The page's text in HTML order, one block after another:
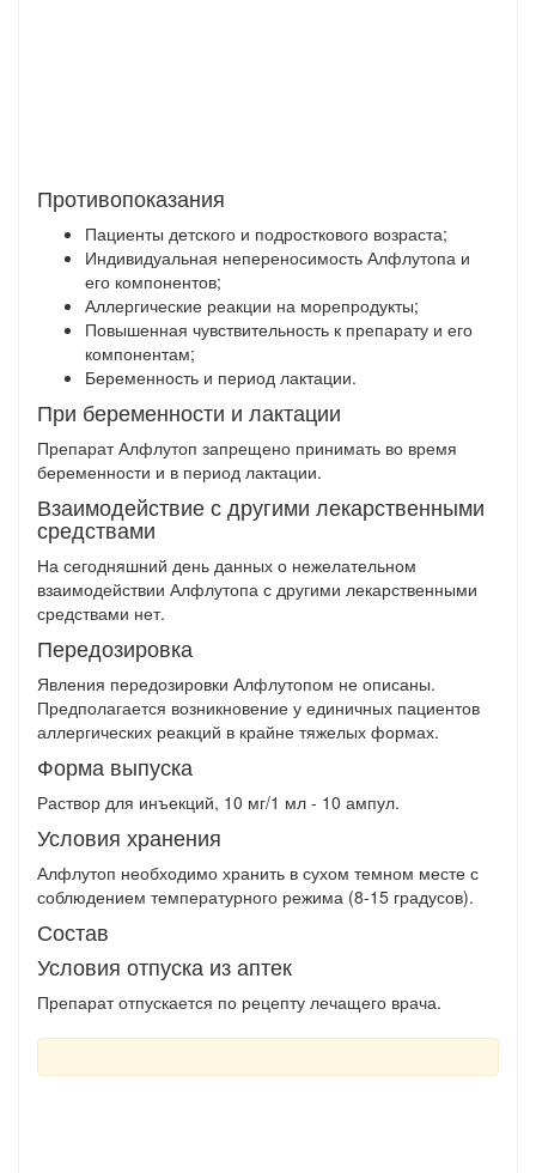
Противопоказания
Пациенты детского и подросткового возраста;
Индивидуальная непереносимость Алфлутопа и
его компонентов;
Аллергические реакции на морепродукты;
Повышенная чувствительность к препарату и его
компонентам;
Беременность и период лактации.
При беременности и лактации
Препарат Алфлутоп запрещено принимать во время
беременности и в период лактации.
Взаимодействие с другими лекарственными
средствами
На сегодняшний день данных о нежелательном
взаимодействии Алфлутопа с другими лекарственными
средствами нет.
Передозировка
Явления передозировки Алфлутопом не описаны.
Предполагается возникновение у единичных пациентов
аллергических реакций в крайне тяжелых формах.
Форма выпуска
Раствор для инъекций, 10 мг/1 мл - 10 ампул.
Условия хранения
Алфлутоп необходимо хранить в сухом темном месте с
соблюдением температурного режима (8-15 градусов).
Состав
Условия отпуска из аптек
Препарат отпускается по рецепту лечащего врача.